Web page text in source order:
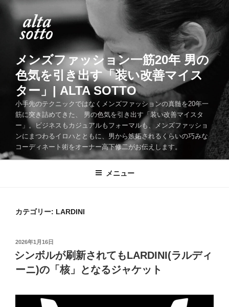
メンズファッション一筋20年 男の
色気を引き出す「装い改善マイス
ター」| ALTA SOTTO
小手先のテクニックではなくメンズファッションの真髄を20年一
筋に突き詰めてきた、 男の色気を引き出す「装い改善マイスタ
ー」。ビジネスもカジュアルもフォーマルも、メンズファッショ
ンにまつわるイロハとともに、男から嫉妬されるくらいの巧みな
コーディネート術をオーナー高下修二がお伝えします。
メニュー
カテゴリー: LARDINI
投
稿
日:
2026年1月16日
シンボルが刷新されてもLARDINI(ラルディ
ーニ)の「核」となるジャケット